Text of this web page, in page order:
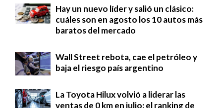
Hay un nuevo líder y salió un clásico:
cuáles son en agosto los 10 autos más
baratos del mercado
Wall Street rebota, cae el petróleo y
baja el riesgo país argentino
La Toyota Hilux volvió a liderar las
ventas de 0 km en julio: el ranking de